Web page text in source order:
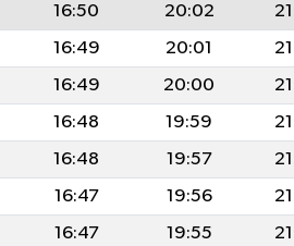
16:50 20:02
16:49 20:01
16:49 20:00
16:48 19:59
16:48 19:57
16:47 19:56
16:47 19:55